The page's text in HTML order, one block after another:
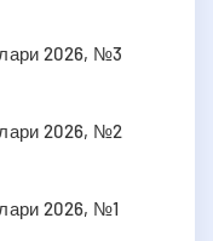
2026, №3
2026, №2
2026, №1